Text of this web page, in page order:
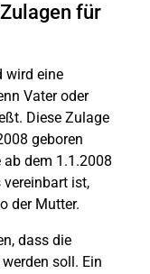
für
wird eine
Vater oder
Diese Zulage
geboren
ab dem 1.1.2008
ist,
der Mutter.
dass die
soll. Ein